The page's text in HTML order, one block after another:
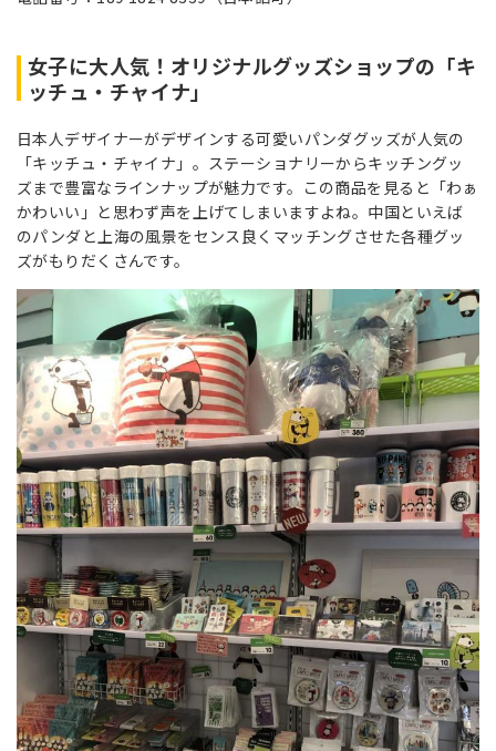
女子に大人気！オリジナルグッズショップの「キ
ッチュ・チャイナ」
日本人デザイナーがデザインする可愛いパンダグッズが人気の
「キッチュ・チャイナ」。ステーショナリーからキッチングッ
ズまで豊富なラインナップが魅力です。この商品を見ると「わぁ
かわいい」と思わず声を上げてしまいますよね。中国といえば
のパンダと上海の風景をセンス良くマッチングさせた各種グッ
ズがもりだくさんです。